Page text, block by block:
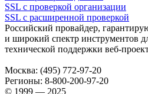
SSL с проверкой организации
SSL с расширенной проверкой
Российский провайдер,
и широкий спектр инструментов
технической поддержки веб-
Москва: (495) 772-97-20
Регионы: 8-800-200-97-20
© 1999 — 2025